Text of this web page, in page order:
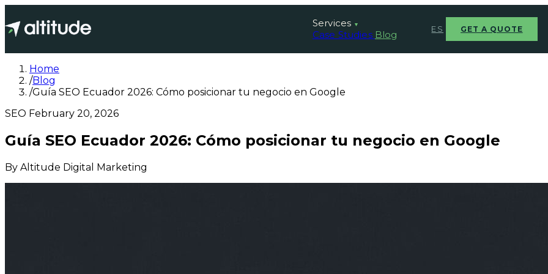
Services ▼
Case Studies Blog ES GET A QUOTE
Home
/Blog
/Guía SEO Ecuador 2026: Cómo posicionar tu negocio en Google
SEO February 20, 2026
Guía SEO Ecuador 2026: Cómo posicionar tu negocio en Google
By Altitude Digital Marketing